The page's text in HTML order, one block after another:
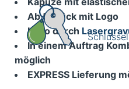
Ab 5 Stück mit Logo
Logo durch
In einem Auftrag
möglich
EXPRESS Lieferung